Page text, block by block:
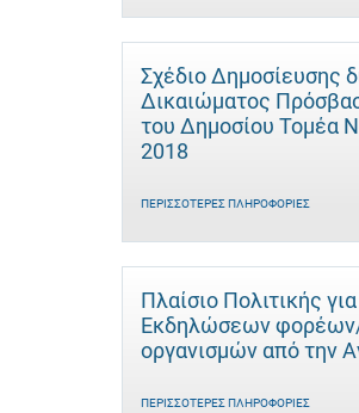
Σχέδιο Δημοσίευσης
Δικαιώματος
του Δημοσίου Τομέα
2018
ΠΕΡΙΣΣΌΤΕΡΕΣ ΠΛΗΡΟΦΟΡΊΕΣ
Πλαίσιο Πολιτικής
Εκδηλώσεων
οργανισμών από την
ΠΕΡΙΣΣΌΤΕΡΕΣ ΠΛΗΡΟΦΟΡΊΕΣ